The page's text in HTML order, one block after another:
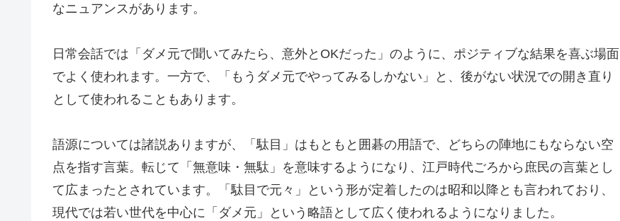
なニュアンスがあります。
日常会話では「ダメ元で聞いてみたら、意外とOKだった」のように、ポジティブな結果を喜ぶ場面
でよく使われます。一方で、「もうダメ元でやってみるしかない」と、後がない状況での開き直り
として使われることもあります。
語源については諸説ありますが、「駄目」はもともと囲碁の用語で、どちらの陣地にもならない空
点を指す言葉。転じて「無意味・無駄」を意味するようになり、江戸時代ごろから庶民の言葉とし
て広まったとされています。「駄目で元々」という形が定着したのは昭和以降とも言われており、
現代では若い世代を中心に「ダメ元」という略語として広く使われるようになりました。